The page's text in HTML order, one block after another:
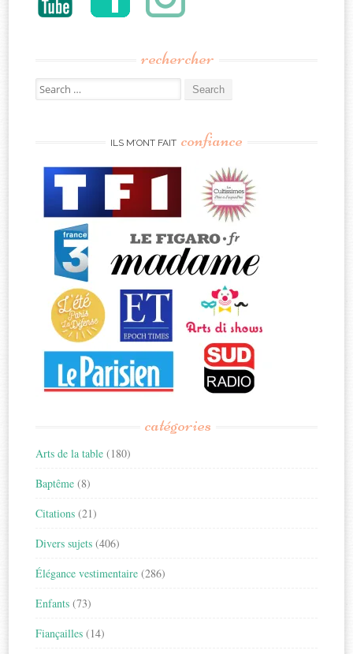
rechercher
Search
for:
ILS M’ONT FAIT confiance
catégories
Arts de la table (180)
Baptême (8)
Citations (21)
Divers sujets (406)
Élégance vestimentaire (286)
Enfants (73)
Fiançailles (14)